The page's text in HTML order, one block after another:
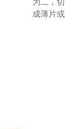
成薄片或